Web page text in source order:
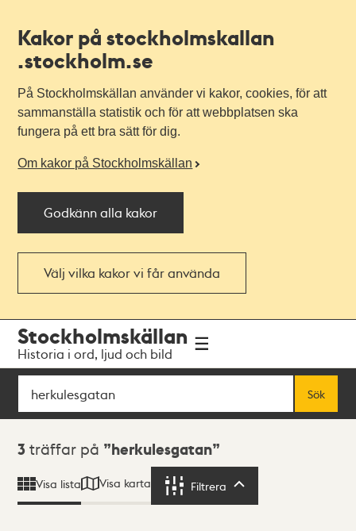
Kakor på stockholmskallan
.stockholm.se
På Stockholmskällan använder vi kakor, cookies, för att
sammanställa statistik och för att webbplatsen ska
fungera på ett bra sätt för dig.
Om kakor på Stockholmskällan
Godkänn alla kakor
Välj vilka kakor vi får använda
navigationen
huvudinnehållet
Stockholmskällan
Historia i ord, ljud och bild
Sök
Sök
Sökresultat
3 träffar på herkulesgatan
Visa lista Visa karta Filtrera